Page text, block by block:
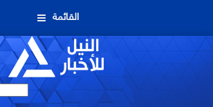
القائمة